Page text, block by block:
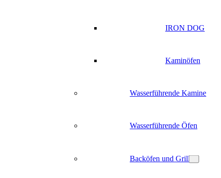
IRON DOG
Kaminöfen
Wasserführende Kamine
Wasserführende Öfen
Backöfen und Grill